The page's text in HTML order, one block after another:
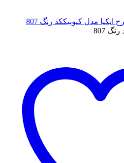
ایکیا مدل کیوبیک
کد رنگ 807
807